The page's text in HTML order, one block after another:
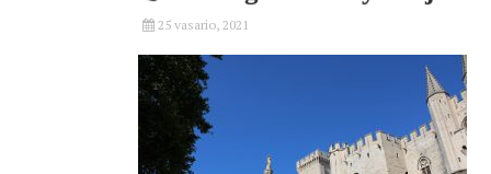
25 vasario, 2021